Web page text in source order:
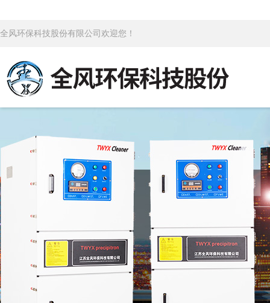
全风环保科技股份有限公司欢迎您！